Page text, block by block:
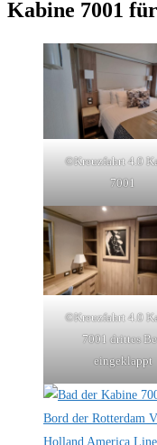
Kabine 7001
©Kreuzfahrt 4.0
7001
©Kreuzfahrt 4.0
7001 drittes
eingeklappt